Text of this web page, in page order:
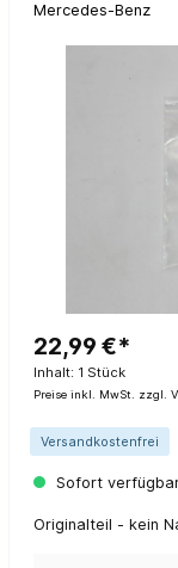
Mercedes-Benz
22,99 €*
Inhalt: 1 Stück
Preise inkl. MwSt. zzgl.
Versandkostenfrei
Sofort
Originalteil - kein